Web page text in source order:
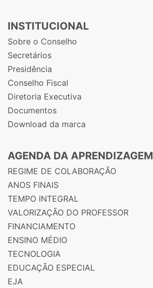
INSTITUCIONAL
Sobre o Conselho
Secretários
Presidência
Conselho Fiscal
Diretoria Executiva
Documentos
Download da marca
AGENDA DA APRENDIZAGEM
REGIME DE COLABORAÇÃO
ANOS FINAIS
TEMPO INTEGRAL
VALORIZAÇÃO DO PROFESSOR
FINANCIAMENTO
ENSINO MÉDIO
TECNOLOGIA
EDUCAÇÃO ESPECIAL
EJA